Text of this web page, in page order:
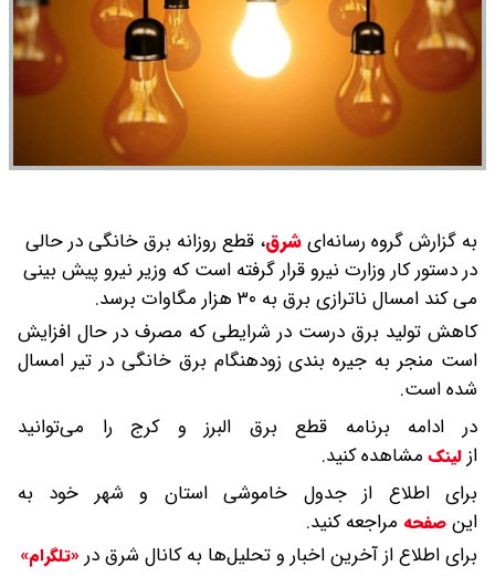
به گزارش گروه رسانه‌ایشرق، قطع روزانه برق خانگی در حالی
در دستور کار وزارت نیرو قرار گرفته است که وزیر نیرو پیش بینی
می کند امسال ناترازی برق به ۳۰ هزار مگاوات برسد.
کاهش تولید برق درست در شرایطی که مصرف در حال افزایش
است منجر به جیره بندی زودهنگام برق خانگی در تیر امسال
شده است.
در ادامه برنامه قطع برق البرز و کرج را می‌توانید
از لینک مشاهده کنید.
برای اطلاع از جدول خاموشی استان و شهر خود به
این صفحه مراجعه کنید.
برای اطلاع از آخرین اخبار و تحلیل‌ها به کانال شرق در «تلگرام»